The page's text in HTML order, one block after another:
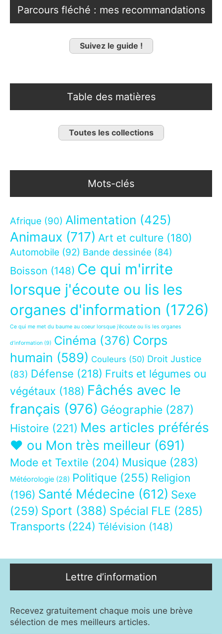
Parcours fléché : mes recommandations
Suivez le guide !
Table des matières
Toutes les collections
Mots-clés
Afrique (90) Alimentation (425)
Animaux (717) Art et culture (180)
Automobile (92) Bande dessinée (84)
Boisson (148) Ce qui m'irrite
lorsque j'écoute ou lis les
organes d'information (1726)
Ce qui me met du baume au coeur lorsque j’écoute ou lis les organes
d’information (9) Cinéma (376) Corps
humain (589) Couleurs (50) Droit Justice
(83) Défense (218) Fruits et légumes ou
végétaux (188) Fâchés avec le
français (976) Géographie (287)
Histoire (221) Mes articles préférés
❤ ou Mon très meilleur (691)
Mode et Textile (204) Musique (283)
Météorologie (28) Politique (255) Religion
(196) Santé Médecine (612) Sexe
(259) Sport (388) Spécial FLE (285)
Transports (224) Télévision (148)
Lettre d’information
Recevez gratuitement chaque mois une brève
sélection de mes meilleurs articles.